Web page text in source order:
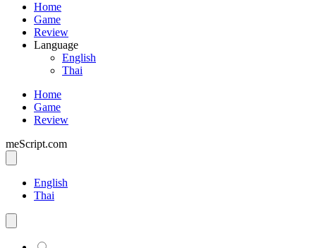
Home
Game
Review
Language
English
Thai
Home
Game
Review
meScript.com
English
Thai